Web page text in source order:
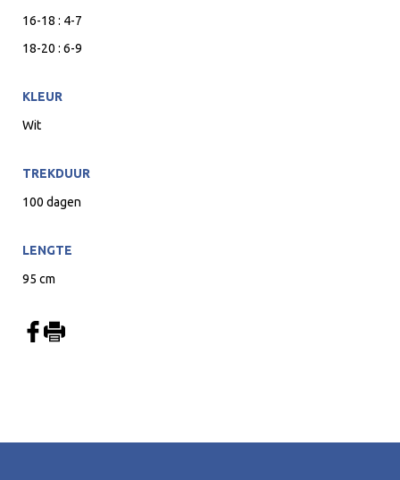
16-18 : 4-7
18-20 : 6-9
KLEUR
Wit
TREKDUUR
100 dagen
LENGTE
95 cm